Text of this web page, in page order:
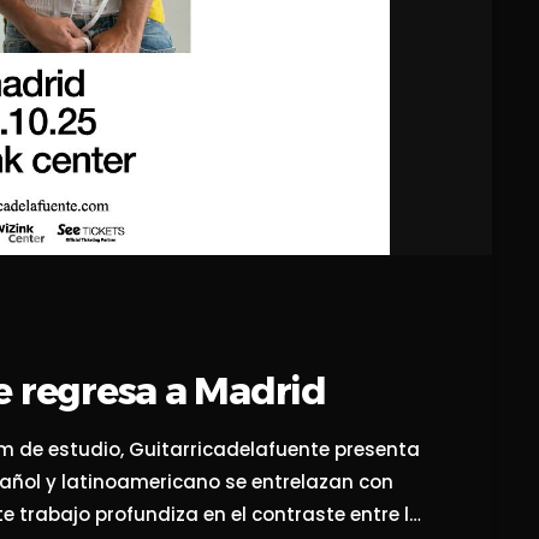
a Madrid
de estudio, Guitarricadelafuente presenta
y latinoamericano se entrelazan con
trabajo profundiza en el contraste entre lo